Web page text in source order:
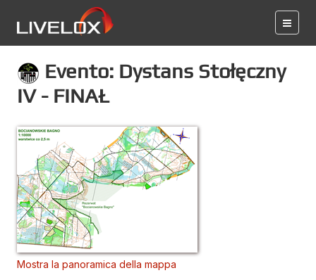
Evento: Dystans Stołęczny
IV - FINAŁ
Mostra la panoramica della mappa